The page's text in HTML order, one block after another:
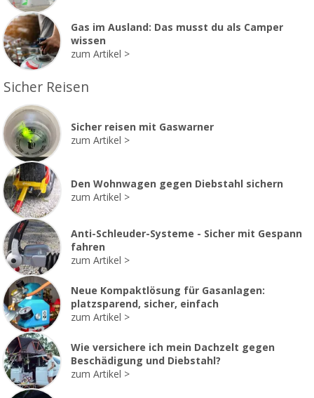
Gas im Ausland: Das musst du als Camper
wissen
zum Artikel
Sicher Reisen
Sicher reisen mit Gaswarner
zum Artikel
Den Wohnwagen gegen Diebstahl sichern
zum Artikel
Anti-Schleuder-Systeme - Sicher mit Gespann
fahren
zum Artikel
Neue Kompaktlösung für Gasanlagen:
platzsparend, sicher, einfach
zum Artikel
Wie versichere ich mein Dachzelt gegen
Beschädigung und Diebstahl?
zum Artikel